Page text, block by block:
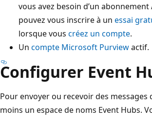
vous avez besoin d’un abonnement
pouvez vous inscrire à un essai
lorsque vous créez un compte.
Un compte Microsoft Purviewactif.
Configurer Event
Pour envoyer ou recevoir des
moins un espace de noms Event Hubs.